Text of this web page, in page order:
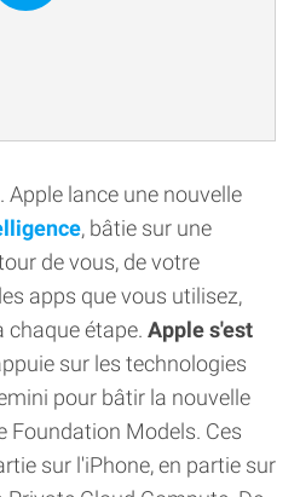
lance une nouvelle
, bâtie sur une
de vous, de votre
apps que vous utilisez,
chaque étape. Apple s'est
sur les technologies
pour bâtir la nouvelle
Foundation Models. Ces
sur l'iPhone, en partie sur